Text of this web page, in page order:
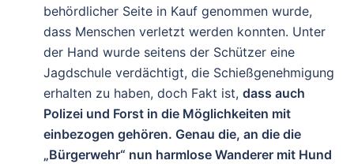
behördlicher Seite in Kauf genommen wurde,
dass Menschen verletzt werden konnten. Unter
der Hand wurde seitens der Schützer eine
Jagdschule verdächtigt, die Schießgenehmigung
erhalten zu haben, doch Fakt ist, dass auch
Polizei und Forst in die Möglichkeiten mit
einbezogen gehören. Genau die, an die die
„Bürgerwehr“ nun harmlose Wanderer mit Hund